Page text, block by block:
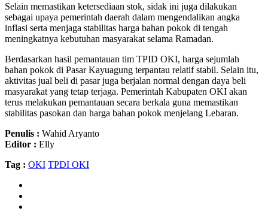
Selain memastikan ketersediaan stok, sidak ini juga dilakukan
sebagai upaya pemerintah daerah dalam mengendalikan angka
inflasi serta menjaga stabilitas harga bahan pokok di tengah
meningkatnya kebutuhan masyarakat selama Ramadan.
Berdasarkan hasil pemantauan tim TPID OKI, harga sejumlah
bahan pokok di Pasar Kayuagung terpantau relatif stabil. Selain itu,
aktivitas jual beli di pasar juga berjalan normal dengan daya beli
masyarakat yang tetap terjaga. Pemerintah Kabupaten OKI akan
terus melakukan pemantauan secara berkala guna memastikan
stabilitas pasokan dan harga bahan pokok menjelang Lebaran.
Penulis : Wahid Aryanto
Editor : Elly
Tag : OKI TPDI OKI